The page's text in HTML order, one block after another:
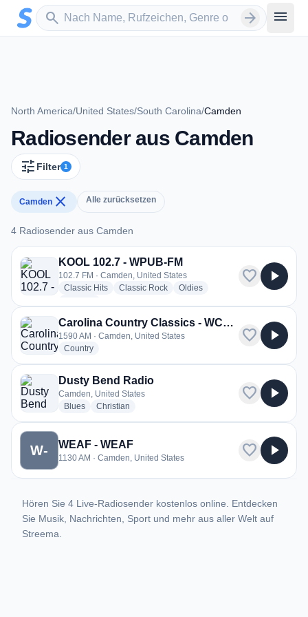
Zum Hauptinhalt springen
search
Sender suchen arrow_forward menu
North America/United States/South Carolina/Camden
Radiosender aus Camden
tune Filter 1
Camden close Alle zurücksetzen
4 Radiosender aus Camden
4 Radiosender aus Camden
KOOL 102.7 - WPUB-FM
102.7 FM · Camden, United States
Classic Hitsradio stations
Classic Rockradio stations
Oldiesradio stations
favorite play_arrow
Carolina Country Classics - WCAM
1590 AM · Camden, United States
Countryradio stations
favorite play_arrow
Dusty Bend Radio
Camden, United States
Bluesradio stations
Christian
favorite play_arrow
W- WEAF - WEAF
1130 AM · Camden, United States favorite play_arrow
Hören Sie 4 Live-Radiosender kostenlos online. Entdecken
Sie Musik, Nachrichten, Sport und mehr aus aller Welt auf
Streema.